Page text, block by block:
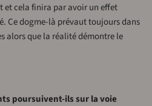
et cela finira par avoir un effet
Ce dogme-là prévaut toujours dans
alors que la réalité démontre le
poursuivent-ils sur la voie